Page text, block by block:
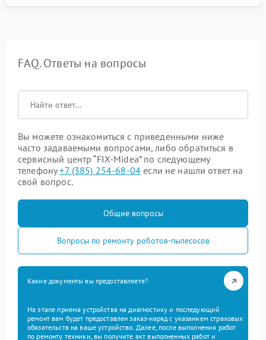
FAQ. Ответы на вопросы
Вы можете ознакомиться с приведенными ниже
часто задаваемыми вопросами, либо обратиться в
сервисный центр “FIX-Midea” по следующему
телефону+7 (385) 254-68-04 если не нашли ответ на
свой вопрос.
Общие вопросы
Вопросы по ремонту роботов-пылесосов
Какие документы вы предоставляете?
На этапе приема устройства на диагностику и последующий
ремонт вам будет предоставлен заказ-наряд с указанием страховых
обязательств на ваше устройство. Далее, после выполнения работ
по ремонту техники, вы получите акт выполненных работ и